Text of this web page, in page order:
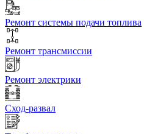
Ремонт системы подачи топлива
Ремонт трансмиссии
Ремонт электрики
Сход-развал